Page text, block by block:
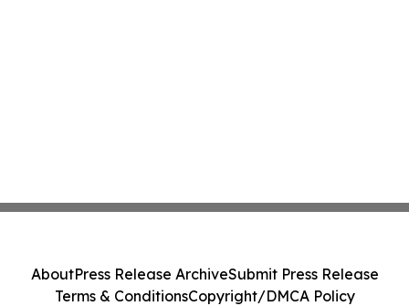
AboutPress Release ArchiveSubmit Press Release
Terms & ConditionsCopyright/DMCA Policy